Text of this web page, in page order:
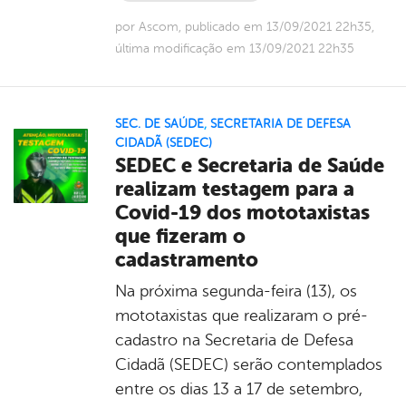
por Ascom, publicado em 13/09/2021 22h35,
última modificação em 13/09/2021 22h35
SEC. DE SAÚDE, SECRETARIA DE DEFESA
CIDADÃ (SEDEC)
SEDEC e Secretaria de Saúde
realizam testagem para a
Covid-19 dos mototaxistas
que fizeram o
cadastramento
Na próxima segunda-feira (13), os
mototaxistas que realizaram o pré-
cadastro na Secretaria de Defesa
Cidadã (SEDEC) serão contemplados
entre os dias 13 a 17 de setembro,